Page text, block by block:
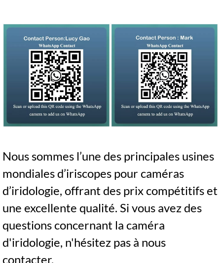
Nous sommes l’une des principales usines
mondiales d’iriscopes pour caméras
d’iridologie, offrant des prix compétitifs et
une excellente qualité. Si vous avez des
questions concernant la caméra
d'iridologie, n'hésitez pas à nous
contacter.